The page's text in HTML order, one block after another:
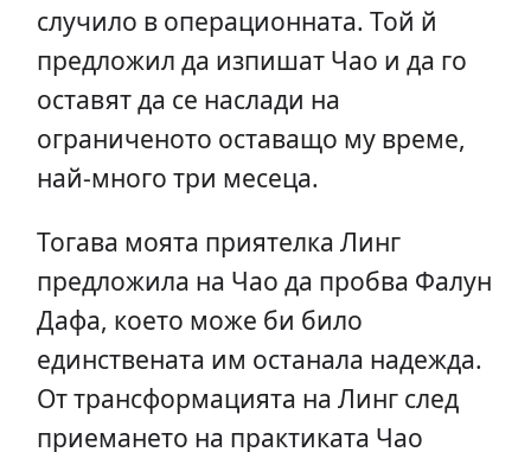
случило в операционната. Той й
предложил да изпишат Чао и да го
оставят да се наслади на
ограниченото оставащо му време,
най-много три месеца.
Тогава моята приятелка Линг
предложила на Чао да пробва Фалун
Дафа, което може би било
единствената им останала надежда.
От трансформацията на Линг след
приемането на практиката Чао